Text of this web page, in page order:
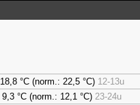
18,8 °C (norm.: 22,5 °C) 12-13u
9,3 °C (norm.: 12,1 °C) 23-24u